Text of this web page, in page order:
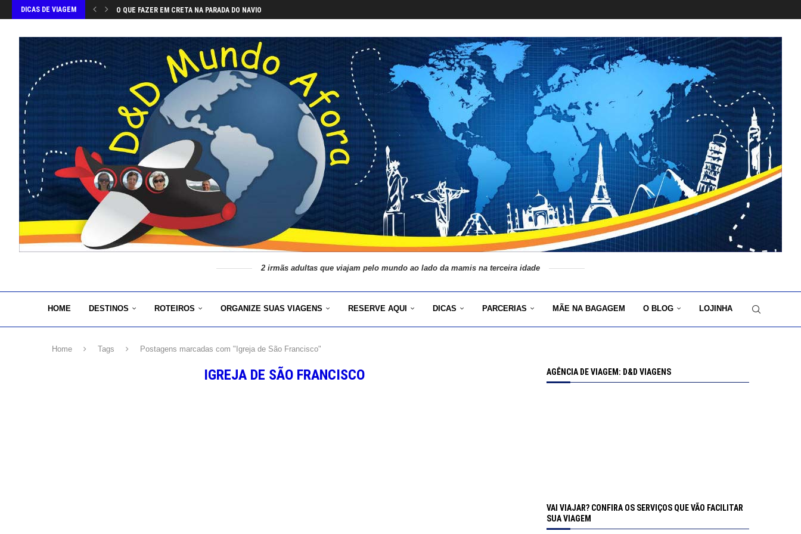
DICAS DE VIAGEM O QUE FAZER EM CRETA NA PARADA DO NAVIO
2 irmãs adultas que viajam pelo mundo ao lado da mamis na terceira idade
HOME DESTINOS ROTEIROS ORGANIZE SUAS VIAGENS RESERVE AQUI DICAS PARCERIAS MÃE NA BAGAGEM O BLOG LOJINHA
Home Tags Postagens marcadas com "Igreja de São Francisco"
IGREJA DE SÃO FRANCISCO AGÊNCIA DE VIAGEM: D&D VIAGENS
VAI VIAJAR? CONFIRA OS SERVIÇOS QUE VÃO FACILITAR
SUA VIAGEM